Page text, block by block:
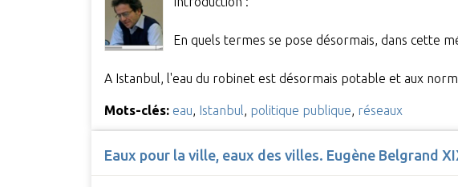
En quels termes se pose désormais, dans cette
A Istanbul, l'eau du robinet est désormais potable et aux
Mots-clés: eau, Istanbul, politique publique, réseaux
Eaux pour la ville, eaux des villes. Eugène Belgrand